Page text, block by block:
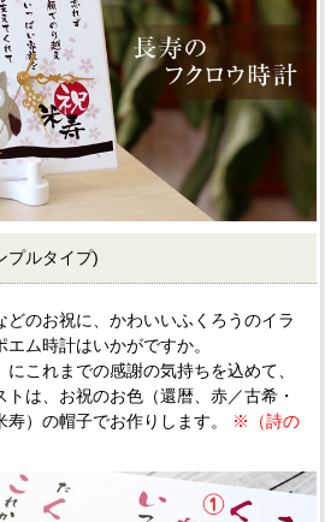
プルタイプ)
のお祝に、かわいいふくろうのイラ
ム時計はいかがですか。
これまでの感謝の気持ちを込めて、
は、お祝のお色（還暦、赤／古希・
）の帽子でお作りします。
※（詩の